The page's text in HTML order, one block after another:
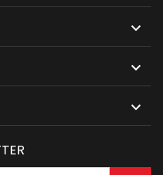


